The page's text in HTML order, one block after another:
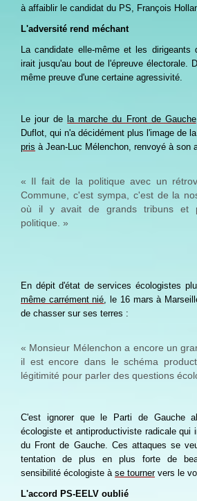
à affaiblir le candidat du PS, François
L'adversité rend méchant
La candidate elle-même et les dirigeants
irait jusqu'au bout de l'épreuve électorale.
même preuve d'une certaine agressivité.
Le jour de la marche du Front de Gauche
Duflot, qui n'a décidément plus l'image de
pris à Jean-Luc Mélenchon, renvoyé à son
« Il fait de la politique avec un
Commune, c'est sympa, c'est de la
où il y avait de grands tribuns et
politique. »
En dépit d'état de services écologistes
même carrément nié , le 16 mars à
de chasser sur ses terres :
« Monsieur Mélenchon a encore un
il est encore dans le schéma
légitimité pour parler des questions
C'est ignorer que le Parti de Gauche
écologiste et antiproductiviste radicale qui
du Front de Gauche. Ces attaques se
tentation de plus en plus forte de
sensibilité écologiste à se tournervers le
L'accord PS-EELV oublié